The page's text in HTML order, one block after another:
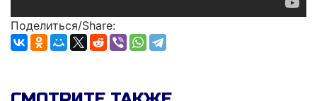
Поделиться/Share: